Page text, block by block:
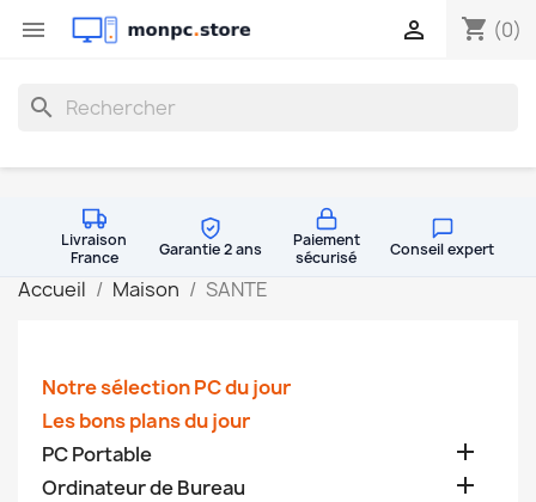
 shopping_cart (0)

search
Livraison
France
Garantie 2 ans
Paiement
sécurisé
Conseil expert
Accueil Maison SANTE
Notre sélection PC du jour
Les bons plans du jour
PC Portable

Ordinateur de Bureau 